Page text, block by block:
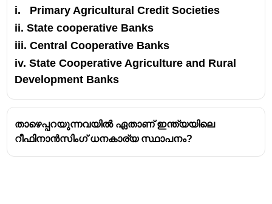
i. Primary Agricultural Credit Societies
ii. State cooperative Banks
iii. Central Cooperative Banks
iv. State Cooperative Agriculture and Rural
Development Banks
താഴെപ്പറയുന്നവയിൽ ഏതാണ് ഇന്ത്യയിലെ
റീഫിനാൻസിംഗ് ധനകാര്യ സ്ഥാപനം?